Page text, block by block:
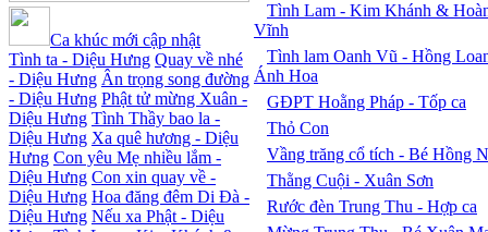
Ca khúc mới cập nhật
Tình ta - Diệu Hưng Quay về nhé
- Diệu Hưng Ân trọng song đường
- Diệu Hưng Phật tử mừng Xuân -
Diệu Hưng Tình Thầy bao la -
Diệu Hưng Xa quê hương - Diệu
Hưng Con yêu Mẹ nhiều lắm -
Diệu Hưng Con xin quay về -
Diệu Hưng Hoa đăng đêm Di Đà -
Diệu Hưng Nếu xa Phật - Diệu
Tình Lam - Kim Khánh &
Vĩnh
Tình lam Oanh Vũ - Hồng
Ánh Hoa
GĐPT Hoằng Pháp - Tốp ca
Thỏ Con
Vầng trăng cổ tích - Bé Hồng
Thằng Cuội - Xuân Sơn
Rước đèn Trung Thu - Hợp ca